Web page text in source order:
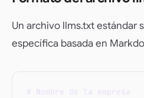
Un archivo llms.txt estándar
específica basada en
# Nombre de la empresa